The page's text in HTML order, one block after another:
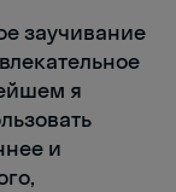
заучивание
я
и